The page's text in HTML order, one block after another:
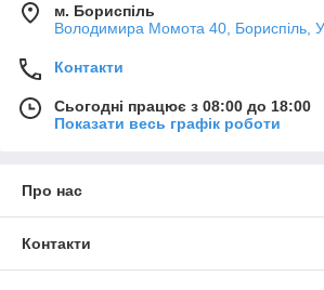
м. Бориспіль
Володимира Момота 40, Бориспіль,
Контакти
Сьогодні працює з 08:00 до 18:00
Показати весь графік роботи
Про нас
Контакти